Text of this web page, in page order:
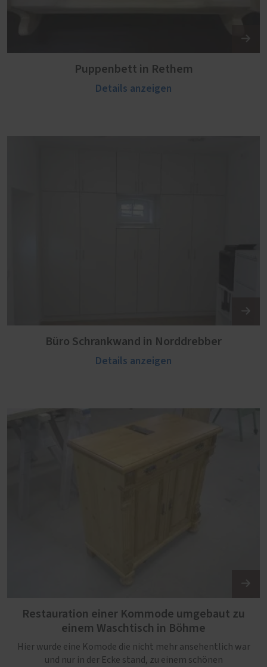
Puppenbett in Rethem
Details anzeigen
Büro Schrankwand in Norddrebber
Details anzeigen
Restauration einer Kommode umgebaut zu
einem Waschtisch in Böhme
Hier wurde eine Komode die nicht mehr ansehentlich war
und nur in der Ecke stand, zu einem schönen